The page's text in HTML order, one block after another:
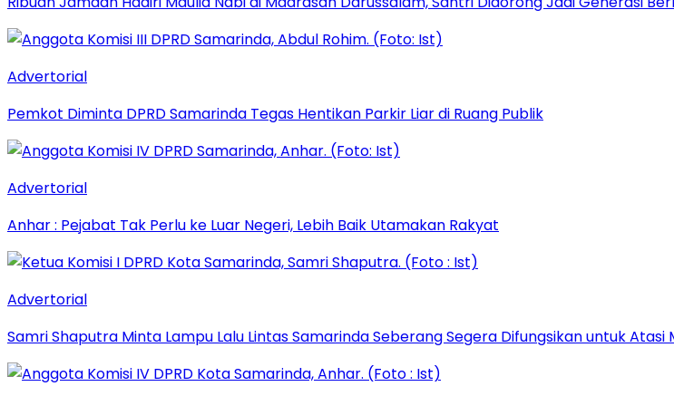
Advertorial
Pemkot Diminta DPRD Samarinda Tegas Hentikan Parkir Liar di Ruang Publik
Advertorial
Anhar : Pejabat Tak Perlu ke Luar Negeri, Lebih Baik Utamakan Rakyat
Advertorial
Samri Shaputra Minta Lampu Lalu Lintas Samarinda Seberang Segera Difungsikan untuk Atasi